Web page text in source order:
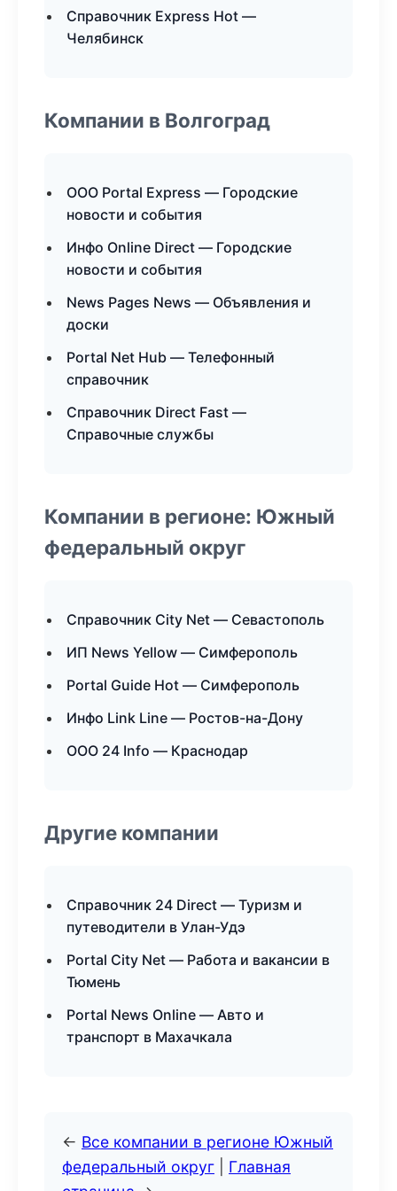
Справочник Express Hot —
Челябинск
Компании в Волгоград
ООО Portal Express — Городские
новости и события
Инфо Online Direct — Городские
новости и события
News Pages News — Объявления и
доски
Portal Net Hub — Телефонный
справочник
Справочник Direct Fast —
Справочные службы
Компании в регионе: Южный
федеральный округ
Справочник City Net — Севастополь
ИП News Yellow — Симферополь
Portal Guide Hot — Симферополь
Инфо Link Line — Ростов-на-Дону
ООО 24 Info — Краснодар
Другие компании
Справочник 24 Direct — Туризм и
путеводители в Улан-Удэ
Portal City Net — Работа и вакансии в
Тюмень
Portal News Online — Авто и
транспорт в Махачкала
← Все компании в регионе Южный
федеральный округ
Главная